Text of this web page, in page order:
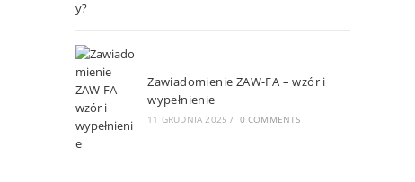
Zawiadomienie ZAW-FA – wzór i
wypełnienie
11 GRUDNIA 2025 / 0 COMMENTS